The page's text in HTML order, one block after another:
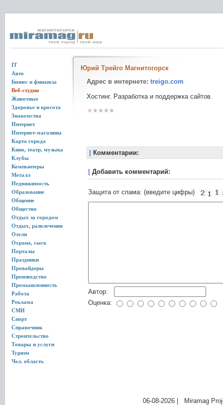
IT
Авто
Бизнес и финансы
Веб-студии
Животные
Здоровье и кросота
Знакомства
Интернет
Интернет-магазины
Карта города
Кино, театр, музыка
Клубы
Компьютеры
Металл
Недвижимость
Образование
Общение
Общество
Отдых за городом
Отдых, развлечения
Отели
Охрана, сыск
Порталы
Праздники
Провайдеры
Производство
Промышленность
Работа
Реклама
СМИ
Спорт
Справочник
Строительство
Товары и услуги
Туризм
Чел. область
Юрий Трейго Магнитогорск
Адрес в интернете: treigo.com
Хостинг. Разработка и поддержка сайтов.
Комментарии:
Добавить комментарий:
Защита от спама: (введите цифры)
Автор:
Оценка:
06-08-2026 | Miramag